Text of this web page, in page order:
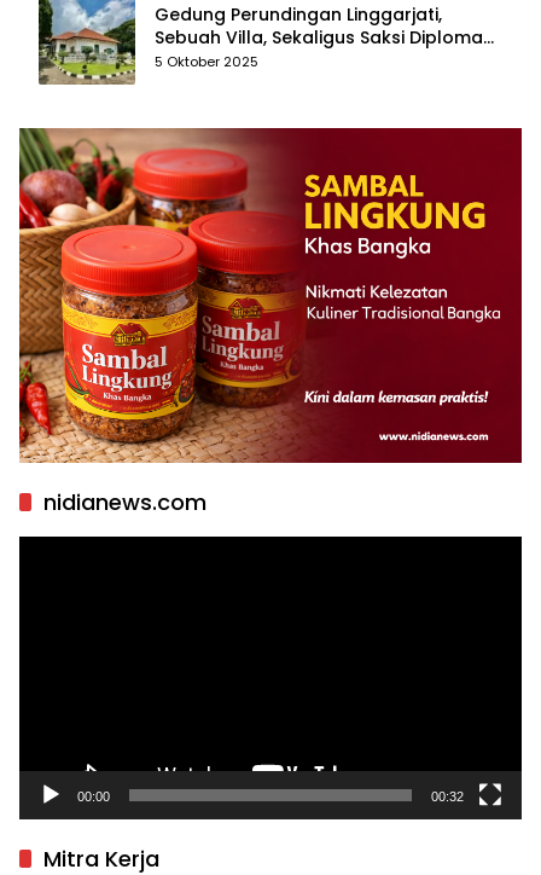
Gedung Perundingan Linggarjati,
Sebuah Villa, Sekaligus Saksi Diplomasi
yang Mengubah Arah Bangsa
5 Oktober 2025
nidianews.com
00:00 00:32
Mitra Kerja